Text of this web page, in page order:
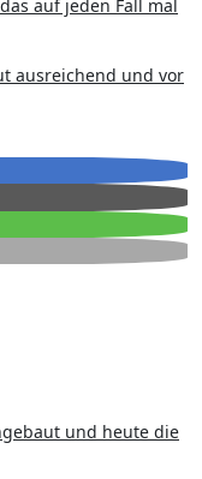
auf jeden Fall mal
ausreichend und vor